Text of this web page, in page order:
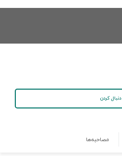
دنبال کردن
مصاحبه‌ها